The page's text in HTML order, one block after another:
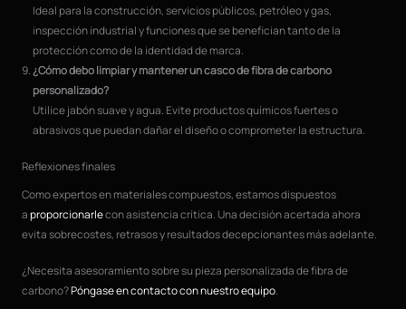
Ideal para la construcción, servicios públicos, petróleo y gas,
inspección industrial y funciones que se benefician tanto de la
protección como de la identidad de marca.
¿Cómo debo limpiar y mantener un casco de fibra de carbono
personalizado?
Utilice jabón suave y agua. Evite productos químicos fuertes o
abrasivos que puedan dañar el diseño o comprometer la estructura.
Reflexiones finales
Como expertos en materiales compuestos, estamos dispuestos
aproporcionarlecon asistencia crítica. Una decisión acertada ahora
evita sobrecostes, retrasos y resultados decepcionantes más adelante.
¿Necesita asesoramiento sobre su pieza personalizada de fibra de
carbono?Póngase en contacto con nuestro equipo.